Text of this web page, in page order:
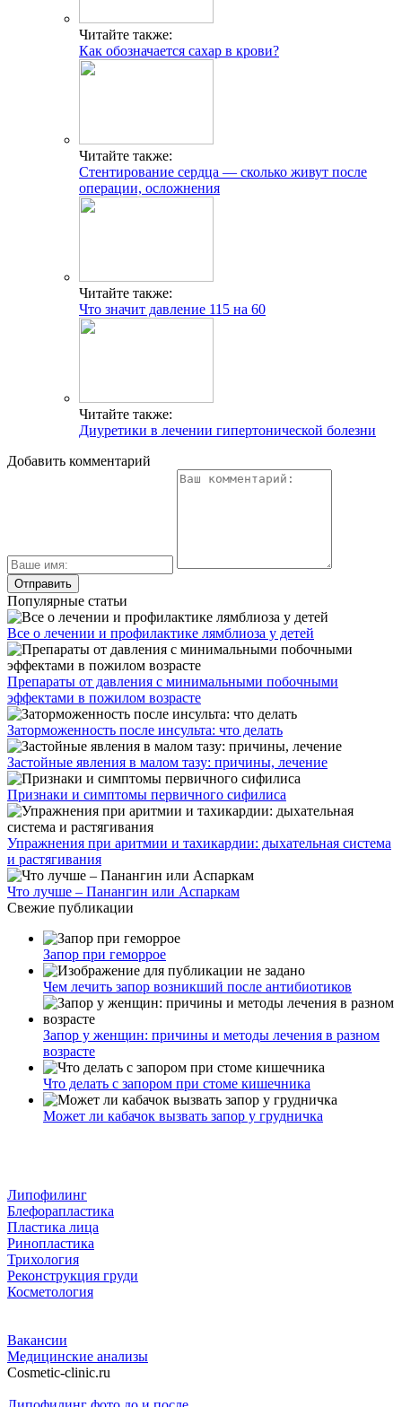
Читайте также:
Как обозначается сахар в крови?
Читайте также:
Стентирование сердца — сколько живут после
операции, осложнения
Читайте также:
Что значит давление 115 на 60
Читайте также:
Диуретики в лечении гипертонической болезни
Добавить комментарий
Популярные статьи
Все о лечении и профилактике лямблиоза у детей
Препараты от давления с минимальными побочными
эффектами в пожилом возрасте
Заторможенность после инсульта: что делать
Застойные явления в малом тазу: причины, лечение
Признаки и симптомы первичного сифилиса
Упражнения при аритмии и тахикардии: дыхательная система
и растягивания
Что лучше – Панангин или Аспаркам
Свежие публикации
Запор при геморрое
Чем лечить запор возникший после антибиотиков
Запор у женщин: причины и методы лечения в разном
возрасте
Что делать с запором при стоме кишечника
Может ли кабачок вызвать запор у грудничка
Липофилинг
Блефорапластика
Пластика лица
Ринопластика
Трихология
Реконструкция груди
Косметология
Вакансии
Медицинские анализы
Cosmetic-clinic.ru